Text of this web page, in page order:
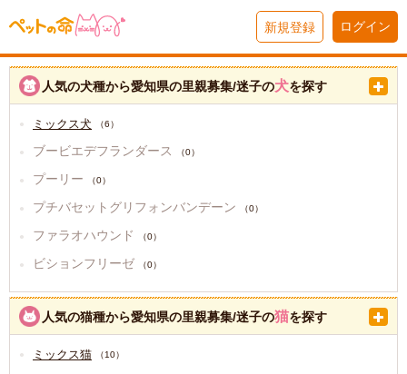
新規登録 ログイン
人気の犬種から愛知県の里親募集/迷子の犬を探す
ミックス犬 （6）
ブービエデフランダース （0）
プーリー （0）
プチバセットグリフォンバンデーン （0）
ファラオハウンド （0）
ビションフリーゼ （0）
人気の猫種から愛知県の里親募集/迷子の猫を探す
ミックス猫 （10）